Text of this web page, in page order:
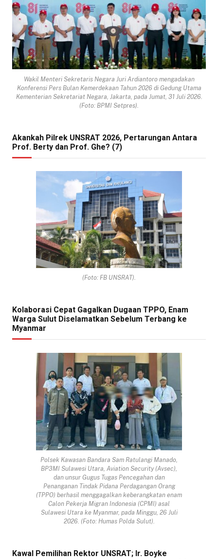
Wakil Menteri Sekretaris Negara Juri Ardiantoro mengadakan
Konferensi Pers Bulan Kemerdekaan Tahun 2026 di Gedung Utama
Kementerian Sekretariat Negara, Jakarta, pada Jumat, 31 Juli 2026.
(Foto: BPMI Setpres).
Akankah Pilrek UNSRAT 2026, Pertarungan Antara
Prof. Berty dan Prof. Ghe? (7)
(Foto: FB UNSRAT).
Kolaborasi Cepat Gagalkan Dugaan TPPO, Enam
Warga Sulut Diselamatkan Sebelum Terbang ke
Myanmar
Polsek Kawasan Bandara Sam Ratulangi Manado,
BP3MI Sulawesi Utara, Aviation Security (Avsec),
dan unsur Gugus Tugas Pencegahan dan
Penanganan Tindak Pidana Perdagangan Orang
(TPPO) berhasil menggagalkan keberangkatan enam
Calon Pekerja Migran Indonesia (CPMI) asal
Sulawesi Utara ke Myanmar, pada Minggu, 26 Juli
2026. (Foto: Humas Polda Sulut).
Kawal Pemilihan Rektor UNSRAT; Ir. Boyke